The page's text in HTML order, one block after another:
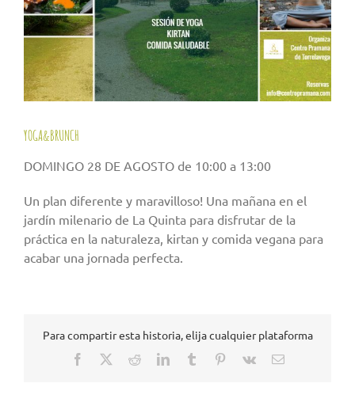
YOGA&BRUNCH
DOMINGO 28 DE AGOSTO de 10:00 a 13:00
Un plan diferente y maravilloso! Una mañana en el
jardín milenario de La Quinta para disfrutar de la
práctica en la naturaleza, kirtan y comida vegana para
acabar una jornada perfecta.
Para compartir esta historia, elija cualquier plataforma
Facebook RedditLinkedInTumblr Pinterest
Vk
Correo